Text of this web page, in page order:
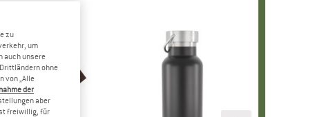
zu
um
auch unsere
ohne
von „Alle
der
aber
freiwillig, für